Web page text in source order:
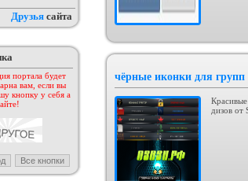
Lite для uCoz
: Ucoz
Адаптация шаблона Vizteck для
uCoz
Категория :Ucoz
чёрные иконки для групп
дизов от
Друзья сайта
портала будет
вам, если вы
кнопку у себя а